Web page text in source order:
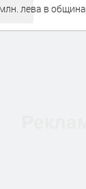
лева в